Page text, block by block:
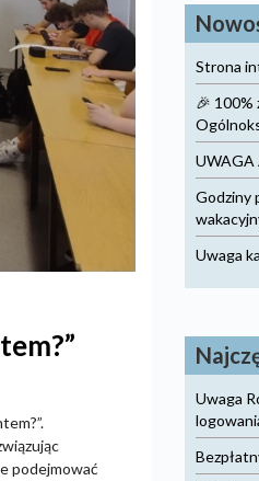
podejmować
Strona
🎉 100%
UWAGA
Godziny
Uwaga
Uwaga